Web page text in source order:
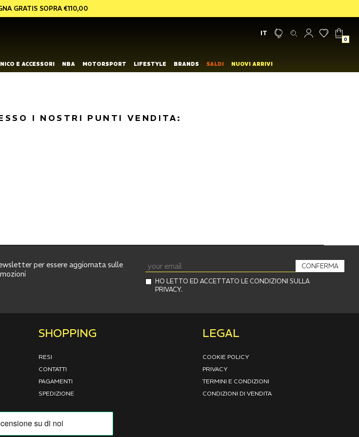
GRATIS SOPRA €110,00
IT
0
E ACCESSORI NBA MOTORSPORT LIFESTYLE BRANDS SALDI NUOVI ARRIVI
I NOSTRI PUNTI VENDITA:
per essere aggiornata sulle
HO LETTO ED ACCETTATO LE CONDIZIONI SULLA
PRIVACY.
CONFERMA
SHOPPING
RESI
CONTATTI
PAGAMENTI
SPEDIZIONE
LEGAL
COOKIE POLICY
PRIVACY
TERMINI E CONDIZIONI
CONDIZIONI DI VENDITA